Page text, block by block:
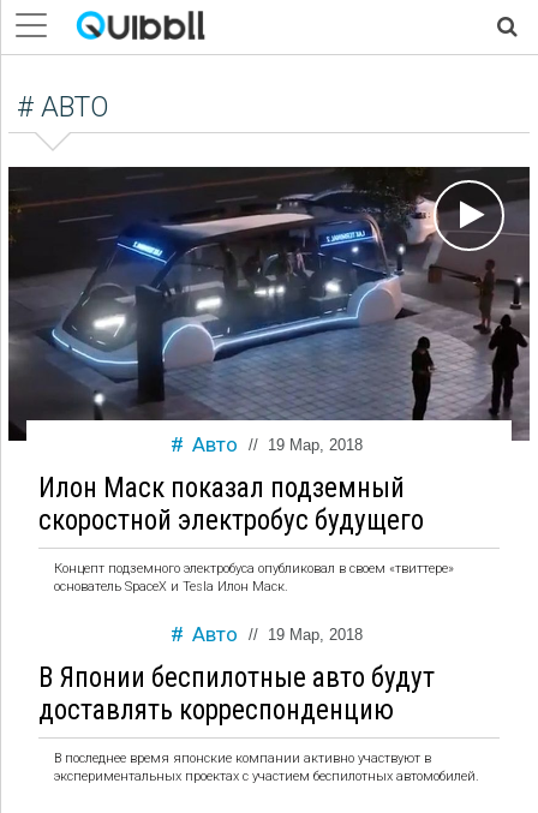
# АВТО
Авто // 19 Мар, 2018
Илон Маск показал подземный
скоростной электробус будущего
Концепт подземного электробуса опубликовал в своем «твиттере»
основатель SpaceX и Tesla Илон Маск.
Авто // 19 Мар, 2018
В Японии беспилотные авто будут
доставлять корреспонденцию
В последнее время японские компании активно участвуют в
экспериментальных проектах с участием беспилотных автомобилей.